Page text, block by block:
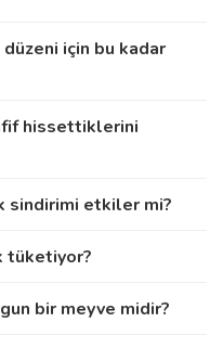
için bu kadar
hissettiklerini
sindirimi etkiler mi?
tüketiyor?
bir meyve midir?